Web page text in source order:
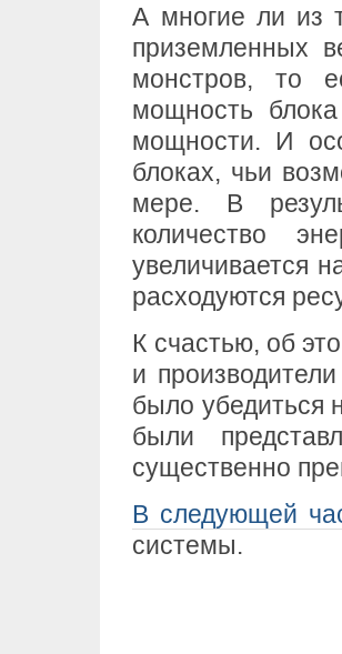
А многие ли из
приземленных
монстров, то
мощность
мощности. И
блоках, чьи
мере. В
количество
увеличивается
расходуются
К счастью, об
и
было убедиться
были
существенно
В следующей
системы.